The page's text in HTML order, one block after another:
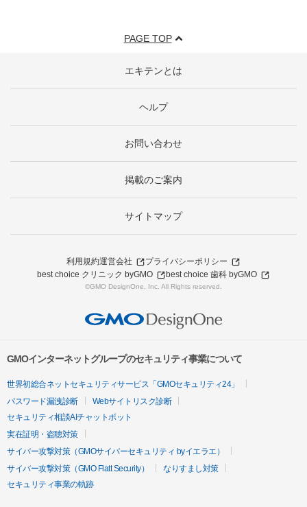
PAGE TOP
エキテンとは
ヘルプ
お問い合わせ
掲載のご案内
サイトマップ
利用規約運営会社
プライバシーポリシー
best choice クリニック byGMO
best choice 歯科 byGMO
©GMO DesignOne, Inc. All Rights reserved.
GMOインターネットグループのセキュリティ事業について
世界初総合ネットセキュリティサービス「GMOセキュリティ24」
パスワード漏洩診断
Webサイトリスク診断
セキュリティ相談AIチャットボット
実在証明・盗聴対策
サイバー攻撃対策（GMOサイバーセキュリティ byイエラエ）
サイバー攻撃対策（GMO Flatt Security）
なりすまし対策
セキュリティ事業の軌跡